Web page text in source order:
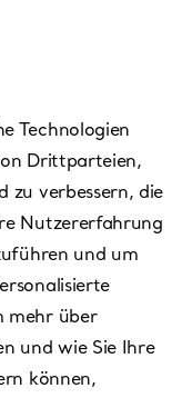
—Stores
Technologien
Drittparteien,
zu verbessern, die
Nutzererfahrung
und um
mehr über
und wie Sie Ihre
können,